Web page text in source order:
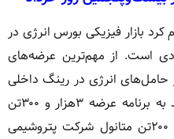
بازار فیزیکی بورس انرژی در
است. از مهم‌ترین عرضه‌های
حامل‌های انرژی در رینگ داخلی
براساس حجم عرضه محصول، باید به برنامه عرضه ۳هزار و ۳۰۰تن
متانول شرکت آرتا انرژی، ۲هزار و ۲۰۰تن متانول شرکت پتروشیمی